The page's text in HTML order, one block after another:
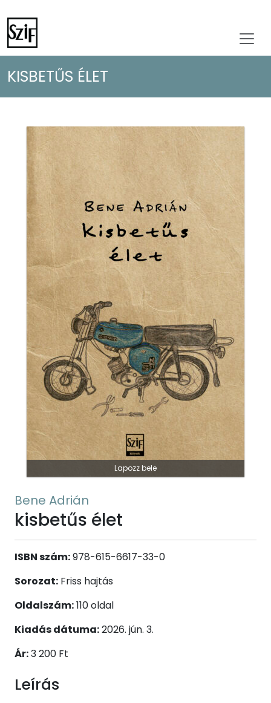
KISBETŰS ÉLET
Lapozz bele
Bene Adrián
kisbetűs élet
ISBN szám:978-615-6617-33-0
Sorozat: Friss hajtás
Oldalszám:110 oldal
Kiadás dátuma:2026. jún. 3.
Ár:3 200 Ft
Leírás